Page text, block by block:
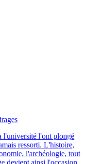
l'université l'ont plongé
ressorti. L'histoire,
l'archéologie, tout
devient ainsi l'occasion